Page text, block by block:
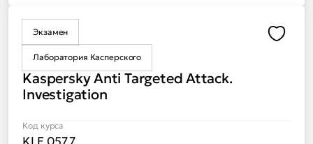
Экзамен
Лаборатория Касперского
Kaspersky Anti Targeted Attack.
Investigation
Код курса